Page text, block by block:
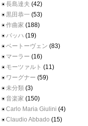
長島達夫 (42)
黒田恭一 (53)
作曲家 (188)
バッハ (19)
ベートーヴェン (83)
マーラー (16)
モーツァルト (11)
ワーグナー (59)
未分類 (3)
音楽家 (150)
Carlo Maria Giulini (4)
Claudio Abbado (15)